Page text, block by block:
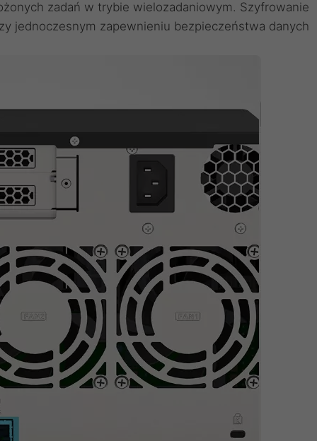
zadań w trybie wielozadaniowym. Szyfrowanie
jednoczesnym zapewnieniu bezpieczeństwa danych